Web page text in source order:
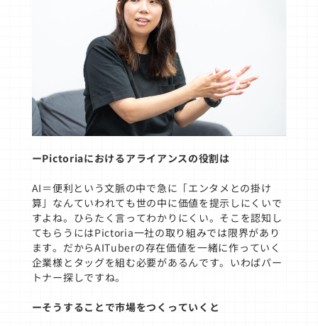
ーPictoriaにおけるアライアンスの役割は
AI＝便利という文脈の中で急に「エンタメとの掛け
算」なんていわれても世の中に価値を提示しにくいで
すよね。ひらたく言ってわかりにくい。そこを認知し
てもらうにはPictoria一社の取り組みでは限界があり
ます。だからAITuberの存在価値を一緒に作っていく
企業様とタッグを組む必要があるんです。いわばパー
トナー探しですね。
ーそうすることで市場をつくっていくと